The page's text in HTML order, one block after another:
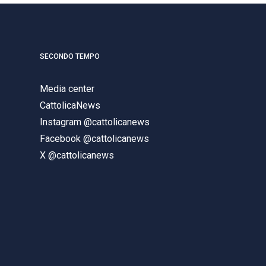
SECONDO TEMPO
Media center
CattolicaNews
Instagram @cattolicanews
Facebook @cattolicanews
X @cattolicanews